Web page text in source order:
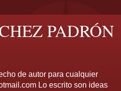
PADRÓN
de autor para cualquier
Lo escrito son ideas